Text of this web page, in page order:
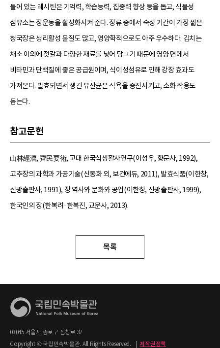
들어 있는 레시틴은 기억력, 학습능력, 집중력 향상 등을 돕고, 식물성
섬유소는 장운동을 활성화시켜 준다. 장류 중에서 숙성 기간이 가장 짧은
청국장은 생리활성 물질도 많고, 영양학적으로도 아주 우수하다. 김치는
채소 이외에 젓갈과 다양한 재료를 넣어 담그기 때문에 영양 면에서
비타민과 단백질에 좋은 공급원이며, 식이성섬유로 인해 강장 효과도
가져온다. 발효되면서 생긴 유산균은 식욕을 증진시키고, 소화 작용도
돕는다.
참고문헌
山林經濟, 齊民要術, 고대 한국식생활사연구(이성우, 향문사, 1992),
고추장의 과학과 가공기술(신동화 외, 보건에듀, 2011), 발효식품(이한창,
신광출판사, 1991), 장 역사와 문화와 공업(이한창, 신광출판사, 1999),
한국인의 장(한복려·한복진, 교문사, 2013).
목록
03045 서울시 종로구 삼청로 37
Copyright © 국립민속박물관. All Rights Reserved.
저작권정책